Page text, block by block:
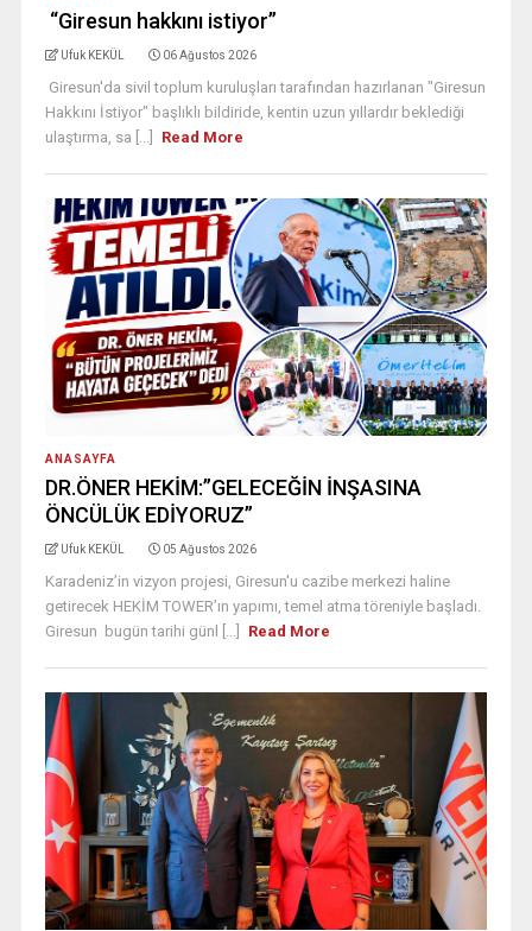
“Giresun hakkını istiyor”
Ufuk KEKÜL 06 Ağustos 2026
Giresun'da sivil toplum kuruluşları tarafından hazırlanan "Giresun
Hakkını İstiyor" başlıklı bildiride, kentin uzun yıllardır beklediği
ulaştırma, sa [...]
Read More
ANASAYFA
DR.ÖNER HEKİM:”GELECEĞİN İNŞASINA
ÖNCÜLÜK EDİYORUZ”
Ufuk KEKÜL 05 Ağustos 2026
Karadeniz’in vizyon projesi, Giresun'u cazibe merkezi haline
getirecek HEKİM TOWER’ın yapımı, temel atma töreniyle başladı.
Giresun bugün tarihi günl [...]
Read More